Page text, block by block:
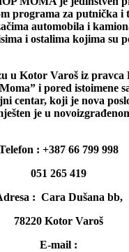
programa za putnička i
automobila i
i ostalima kojima su
u Kotor Varoš iz
i pored istoimene
centar, koji je nova
je u
: +387 66 799 998
051 265 419
: Cara Dušana bb,
78220 Kotor Varoš
E-mail :